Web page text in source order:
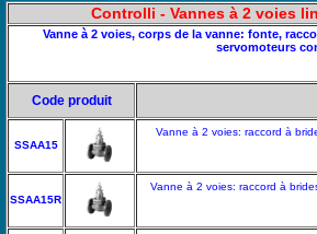
Controlli - Vannes à 2 voies
Vanne à 2 voies, corps de la vanne: fonte,
servomoteurs
Code produit
SSAA15
Vanne à 2 voies: raccord à
SSAA15R
Vanne à 2 voies: raccord à